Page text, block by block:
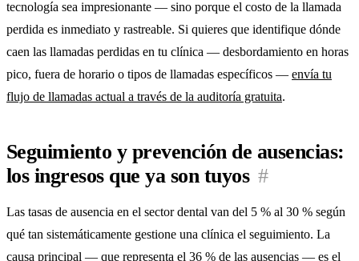
tecnología sea impresionante — sino porque el costo de la llamada
perdida es inmediato y rastreable. Si quieres que identifique dónde
caen las llamadas perdidas en tu clínica — desbordamiento en horas
pico, fuera de horario o tipos de llamadas específicos — envía tu
flujo de llamadas actual a través de la auditoría gratuita.
Seguimiento y prevención de ausencias:
los ingresos que ya son tuyos #
Las tasas de ausencia en el sector dental van del 5 % al 30 % según
qué tan sistemáticamente gestione una clínica el seguimiento. La
causa principal — que representa el 36 % de las ausencias — es el